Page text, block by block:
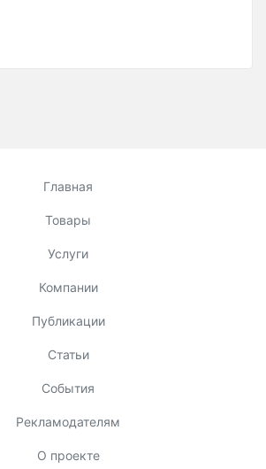
Главная
Товары
Услуги
Компании
Публикации
Статьи
События
Рекламодателям
О проекте